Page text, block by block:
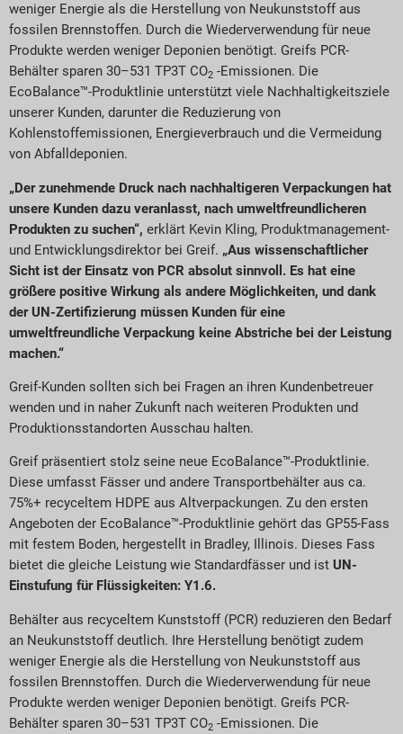
weniger Energie als die Herstellung von Neukunststoff aus
fossilen Brennstoffen. Durch die Wiederverwendung für neue
Produkte werden weniger Deponien benötigt. Greifs PCR-
Behälter sparen 30–531 TP3T CO2 -Emissionen. Die
EcoBalance™-Produktlinie unterstützt viele Nachhaltigkeitsziele
unserer Kunden, darunter die Reduzierung von
Kohlenstoffemissionen, Energieverbrauch und die Vermeidung
von Abfalldeponien.
„Der zunehmende Druck nach nachhaltigeren Verpackungen hat
unsere Kunden dazu veranlasst, nach umweltfreundlicheren
Produkten zu suchen“, erklärt Kevin Kling, Produktmanagement-
und Entwicklungsdirektor bei Greif. „Aus wissenschaftlicher
Sicht ist der Einsatz von PCR absolut sinnvoll. Es hat eine
größere positive Wirkung als andere Möglichkeiten, und dank
der UN-Zertifizierung müssen Kunden für eine
umweltfreundliche Verpackung keine Abstriche bei der Leistung
machen.“
Greif-Kunden sollten sich bei Fragen an ihren Kundenbetreuer
wenden und in naher Zukunft nach weiteren Produkten und
Produktionsstandorten Ausschau halten.
Greif präsentiert stolz seine neue EcoBalance™-Produktlinie.
Diese umfasst Fässer und andere Transportbehälter aus ca.
75%+ recyceltem HDPE aus Altverpackungen. Zu den ersten
Angeboten der EcoBalance™-Produktlinie gehört das GP55-Fass
mit festem Boden, hergestellt in Bradley, Illinois. Dieses Fass
bietet die gleiche Leistung wie Standardfässer und ist UN-
Einstufung für Flüssigkeiten: Y1.6.
Behälter aus recyceltem Kunststoff (PCR) reduzieren den Bedarf
an Neukunststoff deutlich. Ihre Herstellung benötigt zudem
weniger Energie als die Herstellung von Neukunststoff aus
fossilen Brennstoffen. Durch die Wiederverwendung für neue
Produkte werden weniger Deponien benötigt. Greifs PCR-
Behälter sparen 30–531 TP3T CO2 -Emissionen. Die